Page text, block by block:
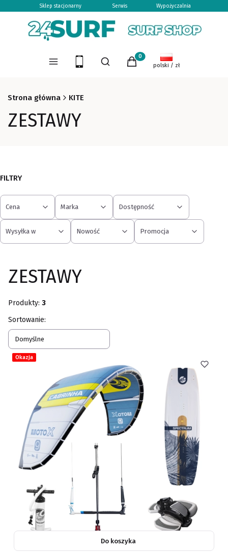
Sklep stacjonarny Serwis Wypożyczalnia
Menu Otwórz wyszukiwarkę
Szukaj Produkty w koszyku: 0.
Koszyk
polski / zł
Strona główna KITE
ZESTAWY
FILTRY
Cena Marka Dostępność
Wysyłka w Nowość Promocja
ZESTAWY
Produkty: 3
Lista produktów
Sortowanie:
Domyślne
Okazja
Do koszyka